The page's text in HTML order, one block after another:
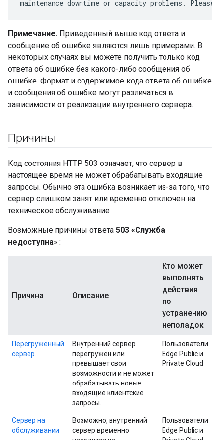
maintenance downtime or capacity problems.
Примечание. Приведенный выше код ответа и
сообщение об ошибке являются лишь примерами. В
некоторых случаях вы можете получить только код
ответа об ошибке без какого-либо сообщения об
ошибке. Формат и содержимое кода ответа об ошибке
и сообщения об ошибке могут различаться в
зависимости от реализации внутреннего сервера.
Причины
Код состояния HTTP 503 означает, что сервер в
настоящее время не может обрабатывать входящие
запросы. Обычно эта ошибка возникает из-за того, что
сервер слишком занят или временно отключен на
техническое обслуживание.
Возможные причины ответа 503 «Служба
недоступна» :
Причина Описание
Кто может
выполнять
действия
по
устранению
неполадок
Перегруженный
сервер
Внутренний сервер
перегружен или
превышает свои
возможности и не может
обрабатывать новые
входящие клиентские
запросы.
Пользователи
Edge Public и
Private Cloud
Сервер на
обслуживании
Возможно, внутренний
сервер временно
Пользователи
Edge Public и